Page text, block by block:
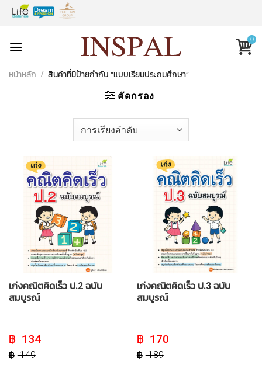
Skip
0
หน้าหลัก / สินค้าที่มีป้ายกำกับ “แบบเรียนประถมศึกษา”
คัดกรอง
เก่งคณิตคิดเร็ว ป.2 ฉบับ
สมบูรณ์
149
Original
price
was:
฿ 149.
134
Current
price
is:
฿ 134.
เก่งคณิตคิดเร็ว ป.3 ฉบับ
สมบูรณ์
189
Original
price
was:
฿ 189.
170
Current
price
is:
฿ 170.